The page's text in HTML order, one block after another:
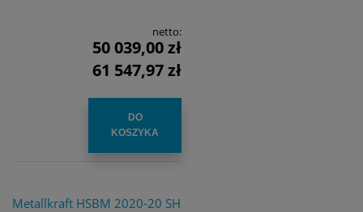
netto:
50 039,00 zł
61 547,97 zł
DO
KOSZYKA
Metallkraft HSBM 2020-20 SH